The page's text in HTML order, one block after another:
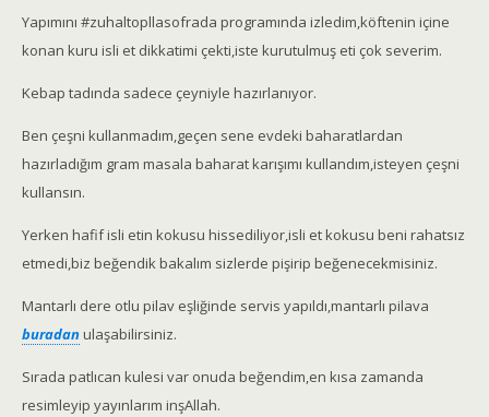
Yapımını #zuhaltopllasofrada programında izledim,köftenin içine
konan kuru isli et dikkatimi çekti,iste kurutulmuş eti çok severim.
Kebap tadında sadece çeyniyle hazırlanıyor.
Ben çeşni kullanmadım,geçen sene evdeki baharatlardan
hazırladığım gram masala baharat karışımı kullandım,isteyen çeşni
kullansın.
Yerken hafif isli etin kokusu hissediliyor,isli et kokusu beni rahatsız
etmedi,biz beğendik bakalım sizlerde pişirip beğenecekmisiniz.
Mantarlı dere otlu pilav eşliğinde servis yapıldı,mantarlı pilava
buradanulaşabilirsiniz.
Sırada patlıcan kulesi var onuda beğendim,en kısa zamanda
resimleyip yayınlarım inşAllah.